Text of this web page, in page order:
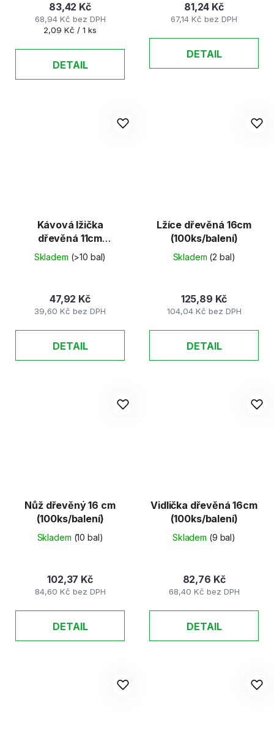
68,94 Kč bez DPH
83,42 Kč
Měrná
2,09 Kč / 1 ks
DETAIL
67,14 Kč bez DPH
81,24 Kč
DETAIL
Kávová lžička
dřevěná 11cm
(100ks/balení)
Skladem (>10 bal)
39,60 Kč bez DPH
47,92 Kč
DETAIL
Lžíce dřevěná 16cm
(100ks/balení)
Skladem (2 bal)
104,04 Kč bez DPH
125,89 Kč
DETAIL
Nůž dřevěný 16 cm
(100ks/balení)
Skladem (10 bal)
84,60 Kč bez DPH
102,37 Kč
DETAIL
Vidlička dřevěná 16cm
(100ks/balení)
Skladem (9 bal)
68,40 Kč bez DPH
82,76 Kč
DETAIL